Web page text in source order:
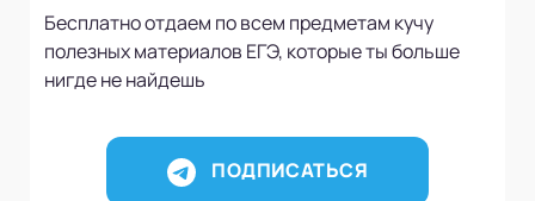
Бесплатно отдаем по всем предметам кучу
полезных материалов ЕГЭ, которые ты больше
нигде не найдешь
ПОДПИСАТЬСЯ